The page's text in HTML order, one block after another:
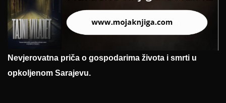
Nevjerovatna priča o gospodarima života i smrti u
opkoljenom Sarajevu.